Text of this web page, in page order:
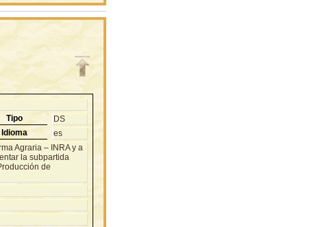
Tipo
DS
Idioma es
Agraria – INRA y a
la subpartida
de